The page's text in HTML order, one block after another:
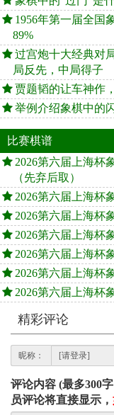
1956年第一届全国
89%
过宫炮十大经典对
局反先，中局得子
贾题韬的让车神作
举例介绍象棋中的
比赛棋谱
2026第六届上海杯
（先弃后取）
2026第六届上海杯
2026第六届上海杯
2026第六届上海杯
2026第六届上海杯
2026第六届上海杯
2026第六届上海杯
精彩评论
昵称：
评论内容 (最多300
员评论将直接显示，